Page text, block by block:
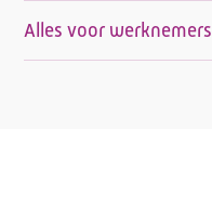
Alles voor werknemers